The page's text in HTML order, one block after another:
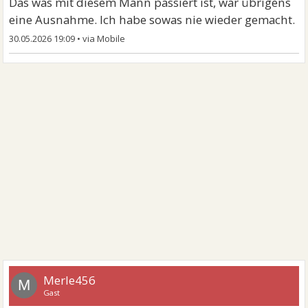
eine Ausnahme. Ich habe sowas nie wieder gemacht.
30.05.2026 19:09 •
M Merle456
Gast